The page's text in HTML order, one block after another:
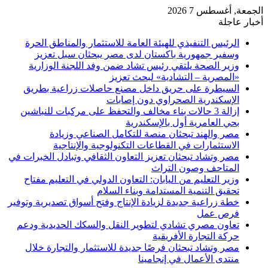
الجمعة, أغسطس 7 2026
أخبار عاجلة
الرئيس التنفيذي للهيئة العامة للاستثمار والمناطق الحرة
وسفير جمهورية باكستان لدى مصر يبحثان سبل تعزيز
وزير الصحة يلتقي رئيس تشاد ضمن وفد اللجنة الوزارية
«المصرية – التشادية» لبحث تعزيز
السيطرة على حريق داخل مصنع حاصلات زراعية بطريق
الإسكندرية الصحراوي دون إصابات
إزالة 3 حالات بناء مخالف والتحفظ على مركبات للنباشين
بحي العامرية أول بالإسكندرية
مصر والهند تبحثان منصة للتكامل الصناعي وزيادة
الاستثمارات في القطاعات التكنولوجية والإنتاجية
مصر وتشاد تبحثان تعزيز التعاون الثقافي وتبادل الخبرات في
المتاحف وصون التراث
وزير التعليم من اليابان: التعاون الدولي في التعليم مفتاح
تحقيق التنمية المستدامة وبناء السلام
خطة زراعية جديدة لزيادة الإنتاج وفتح أسواق تصديرية وتوفير
فرص عمل
تعاون مصري تشادي لتطوير النقل والسكك الحديدية ودعم
حركة التجارة الأفريقية
مصر وتشاد تبحثان فرصًا جديدة للاستثمار والتجارة خلال
منتدى الأعمال في إنجامينا